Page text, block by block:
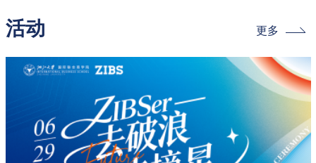
活动 更多